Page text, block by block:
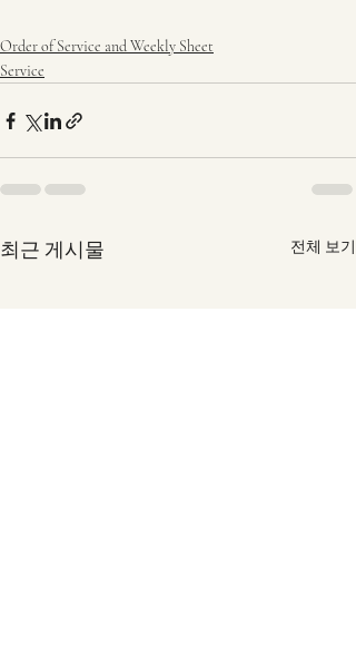
Order of Service and Weekly Sheet
Service
최근 게시물 전체 보기